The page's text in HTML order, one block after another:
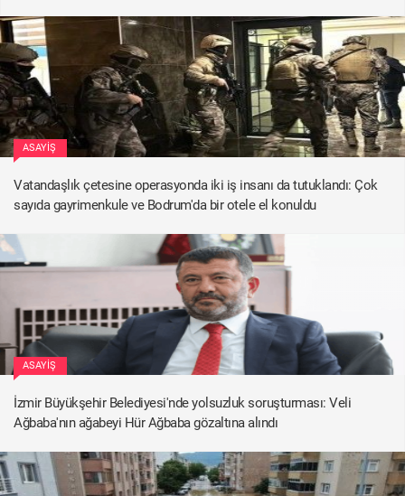
ASAYIŞ
Vatandaşlık çetesine operasyonda iki iş insanı da tutuklandı: Çok
sayıda gayrimenkule ve Bodrum'da bir otele el konuldu
ASAYIŞ
İzmir Büyükşehir Belediyesi'nde yolsuzluk soruşturması: Veli
Ağbaba'nın ağabeyi Hür Ağbaba gözaltına alındı